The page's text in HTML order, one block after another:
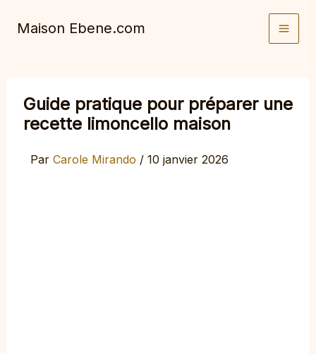
Maison Ebene.com
Guide pratique pour préparer une
recette limoncello maison
Par Carole Mirando / 10 janvier 2026